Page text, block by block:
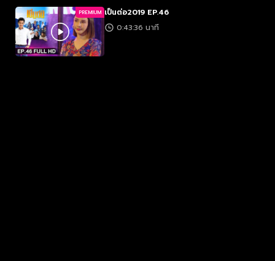
PREMIUM เป็นต่อ2019 EP.46
0:43:36 นาที